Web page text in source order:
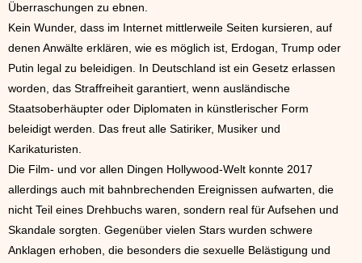
Überraschungen zu ebnen.
Kein Wunder, dass im Internet mittlerweile Seiten kursieren, auf
denen Anwälte erklären, wie es möglich ist, Erdogan, Trump oder
Putin legal zu beleidigen. In Deutschland ist ein Gesetz erlassen
worden, das Straffreiheit garantiert, wenn ausländische
Staatsoberhäupter oder Diplomaten in künstlerischer Form
beleidigt werden. Das freut alle Satiriker, Musiker und
Karikaturisten.
Die Film- und vor allen Dingen Hollywood-Welt konnte 2017
allerdings auch mit bahnbrechenden Ereignissen aufwarten, die
nicht Teil eines Drehbuchs waren, sondern real für Aufsehen und
Skandale sorgten. Gegenüber vielen Stars wurden schwere
Anklagen erhoben, die besonders die sexuelle Belästigung und